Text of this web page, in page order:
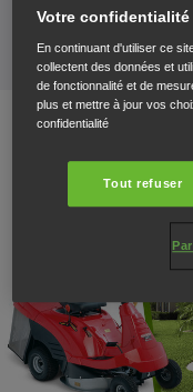
Votre confidentialité
En continuant d'utiliser ce
collectent des données et
de fonctionnalité et de
plus et mettre à jour vos
confidentialité
Tout refuser